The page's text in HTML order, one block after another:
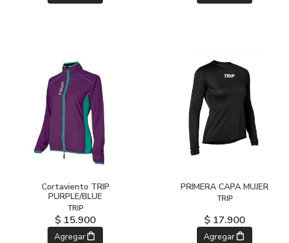
Cortaviento TRIP
PURPLE/BLUE
TRIP
$ 15.900
Agregar
PRIMERA CAPA MUJER
TRIP
$ 17.900
Agregar